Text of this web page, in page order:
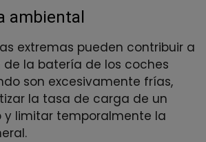
ambiental
extremas pueden contribuir a
la batería de los coches
son excesivamente frías,
la tasa de carga de un
y limitar temporalmente la